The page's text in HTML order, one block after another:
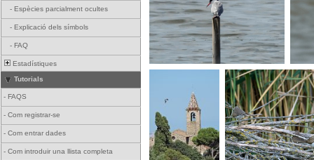
- Espècies parcialment ocultes
- Explicació dels símbols
- FAQ
Estadístiques
Tutorials
- FAQS
- Com registrar-se
- Com entrar dades
- Com introduir una llista completa